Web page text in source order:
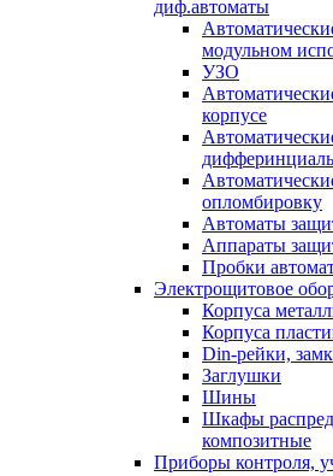
диф.автоматы
модульном
УЗО
корпусе
опломбировку
Автоматы
Аппараты
Пробки
Электрощитовое
Корпуса
Корпуса
Din-рейки,
Заглушки
Шины
Шкафы
композитные
Приборы контроля,